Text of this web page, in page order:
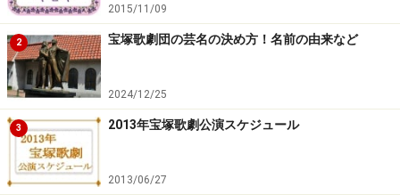
2015/11/09
2 宝塚歌劇団の芸名の決め方！名前の由来など
2024/12/25
3 2013年宝塚歌劇公演スケジュール
2013/06/27